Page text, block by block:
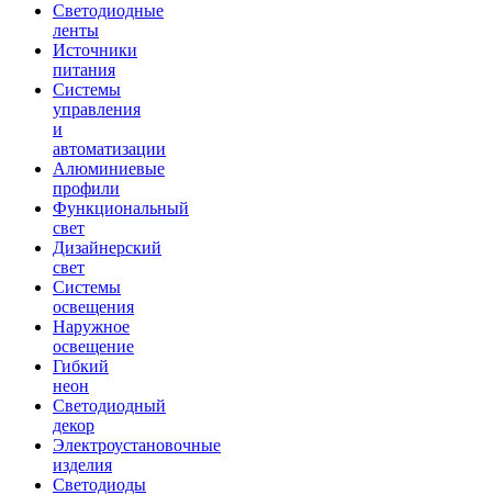
Светодиодные
ленты
Источники
питания
Системы
управления
и
автоматизации
Алюминиевые
профили
Функциональный
свет
Дизайнерский
свет
Системы
освещения
Наружное
освещение
Гибкий
неон
Светодиодный
декор
Электроустановочные
изделия
Светодиоды